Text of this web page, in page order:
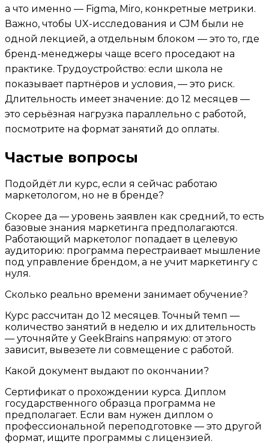
а что именно — Figma, Miro, конкретные метрики.
Важно, чтобы UX-исследования и CJM были не
одной лекцией, а отдельным блоком — это то, где
бренд-менеджеры чаще всего проседают на
практике. Трудоустройство: если школа не
показывает партнёров и условия, — это риск.
Длительность имеет значение: до 12 месяцев —
это серьёзная нагрузка параллельно с работой,
посмотрите на формат занятий до оплаты.
Частые вопросы
Подойдёт ли курс, если я сейчас работаю
маркетологом, но не в бренде?
Скорее да — уровень заявлен как средний, то есть
базовые знания маркетинга предполагаются.
Работающий маркетолог попадает в целевую
аудиторию: программа перестраивает мышление
под управление брендом, а не учит маркетингу с
нуля.
Сколько реально времени занимает обучение?
Курс рассчитан до 12 месяцев. Точный темп —
количество занятий в неделю и их длительность
— уточняйте у GeekBrains напрямую: от этого
зависит, вывезете ли совмещение с работой.
Какой документ выдают по окончании?
Сертификат о прохождении курса. Диплом
государственного образца программа не
предполагает. Если вам нужен диплом о
профессиональной переподготовке — это другой
формат, ищите программы с лицензией.